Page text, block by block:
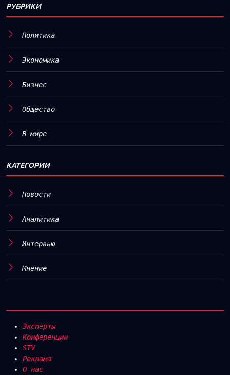
РУБРИКИ
Политика
Экономика
Бизнес
Общество
В мире
КАТЕГОРИИ
Новости
Аналитика
Интервью
Мнение
Эксперты
Конференции
STV
Реклама
О нас